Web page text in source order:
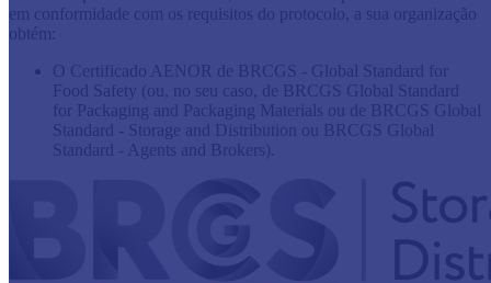
em conformidade com os requisitos do protocolo, a sua organização
obtém:
O Certificado AENOR de BRCGS - Global Standard for
Food Safety (ou, no seu caso, de BRCGS Global Standard
for Packaging and Packaging Materials ou de BRCGS Global
Standard - Storage and Distribution ou BRCGS Global
Standard - Agents and Brokers).